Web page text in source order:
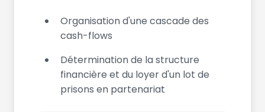
Organisation d'une cascade des
cash-flows
Détermination de la structure
financière et du loyer d'un lot de
prisons en partenariat